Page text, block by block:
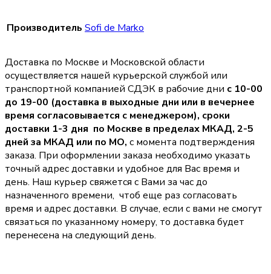
Производитель Sofi de Marko
Доставка по Москве и Московской области
осуществляется нашей курьерской службой или
транспортной компанией СДЭК в рабочие дни с 10-00
до 19-00 (доставка в выходные дни или в вечернее
время согласовывается с менеджером), сроки
доставки 1-3 дня по Москве в пределах МКАД, 2-5
дней за МКАД или по МО, с момента подтверждения
заказа. При оформлении заказа необходимо указать
точный адрес доставки и удобное для Вас время и
день. Наш курьер свяжется с Вами за час до
назначенного времени, чтоб еще раз согласовать
время и адрес доставки. В случае, если с вами не смогут
связаться по указанному номеру, то доставка будет
перенесена на следующий день.